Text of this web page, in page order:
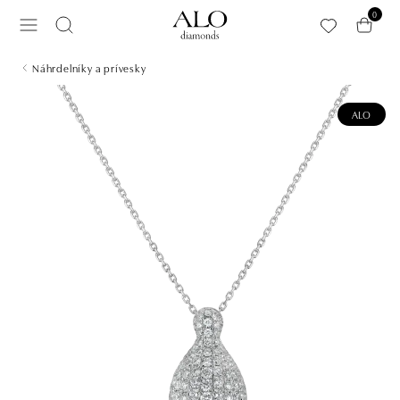
0
Náhrdelníky a prívesky
ALO